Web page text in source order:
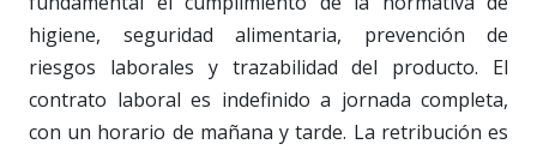
higiene, seguridad alimentaria, prevención de
riesgos laborales y trazabilidad del producto. El
contrato laboral es indefinido a jornada completa,
con un horario de mañana y tarde. La retribución es